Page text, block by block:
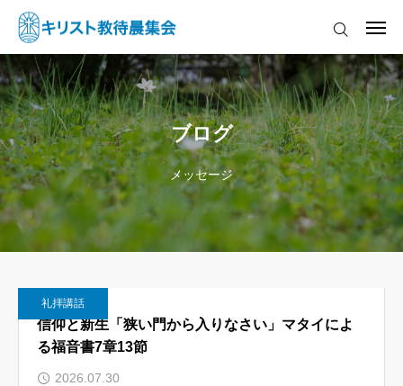
ブログ
メッセージ
礼拝講話
信仰と新生「狭い門から入りなさい」マタイによ
る福音書7章13節
2026.07.30
ログイン
ホーム
はじめての方へ
集会案内
礼拝予定
地図・アクセス
お知らせ